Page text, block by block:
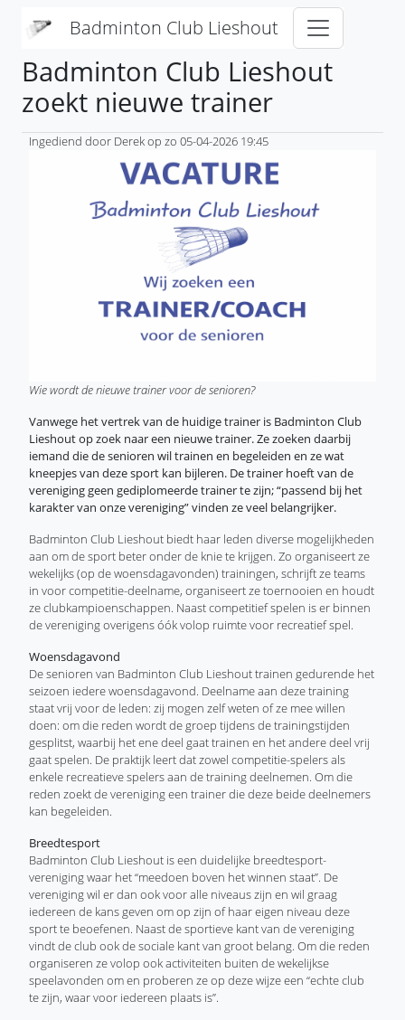
Badminton Club Lieshout
Badminton Club Lieshout
zoekt nieuwe trainer
Ingediend door Derekop zo 05-04-2026 19:45
Wie wordt de nieuwe trainer voor de senioren?
Vanwege het vertrek van de huidige trainer is Badminton Club
Lieshout op zoek naar een nieuwe trainer. Ze zoeken daarbij
iemand die de senioren wil trainen en begeleiden en ze wat
kneepjes van deze sport kan bijleren. De trainer hoeft van de
vereniging geen gediplomeerde trainer te zijn; “passend bij het
karakter van onze vereniging” vinden ze veel belangrijker.
Badminton Club Lieshout biedt haar leden diverse mogelijkheden
aan om de sport beter onder de knie te krijgen. Zo organiseert ze
wekelijks (op de woensdagavonden) trainingen, schrijft ze teams
in voor competitie-deelname, organiseert ze toernooien en houdt
ze clubkampioenschappen. Naast competitief spelen is er binnen
de vereniging overigens óók volop ruimte voor recreatief spel.
Woensdagavond
De senioren van Badminton Club Lieshout trainen gedurende het
seizoen iedere woensdagavond. Deelname aan deze training
staat vrij voor de leden: zij mogen zelf weten of ze mee willen
doen: om die reden wordt de groep tijdens de trainingstijden
gesplitst, waarbij het ene deel gaat trainen en het andere deel vrij
gaat spelen. De praktijk leert dat zowel competitie-spelers als
enkele recreatieve spelers aan de training deelnemen. Om die
reden zoekt de vereniging een trainer die deze beide deelnemers
kan begeleiden.
Breedtesport
Badminton Club Lieshout is een duidelijke breedtesport-
vereniging waar het “meedoen boven het winnen staat”. De
vereniging wil er dan ook voor alle niveaus zijn en wil graag
iedereen de kans geven om op zijn of haar eigen niveau deze
sport te beoefenen. Naast de sportieve kant van de vereniging
vindt de club ook de sociale kant van groot belang. Om die reden
organiseren ze volop ook activiteiten buiten de wekelijkse
speelavonden om en proberen ze op deze wijze een “echte club
te zijn, waar voor iedereen plaats is”.